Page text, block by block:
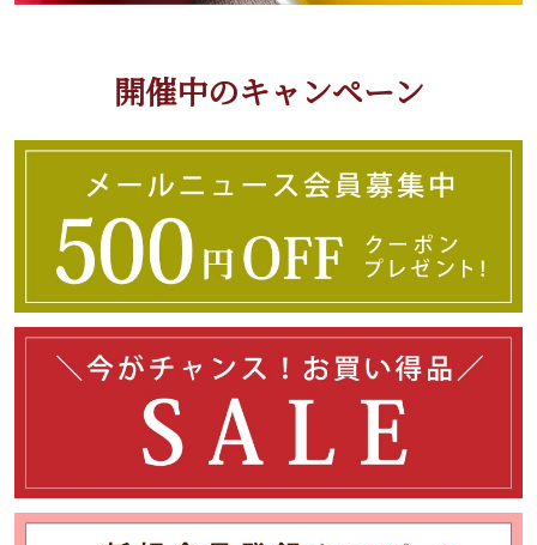
開催中のキャンペーン